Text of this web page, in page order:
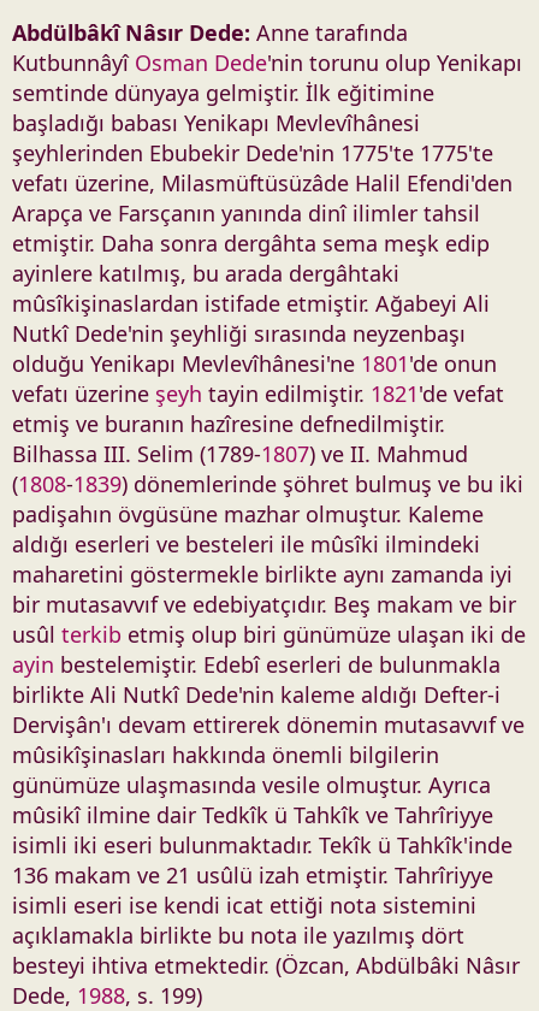
Abdülbâkî Nâsır Dede: Anne tarafında
Kutbunnâyî Osman Dede'nin torunu olup Yenikapı
semtinde dünyaya gelmiştir. İlk eğitimine
başladığı babası Yenikapı Mevlevîhânesi
şeyhlerinden Ebubekir Dede'nin 1775'te 1775'te
vefatı üzerine, Milasmüftüsüzâde Halil Efendi'den
Arapça ve Farsçanın yanında dinî ilimler tahsil
etmiştir. Daha sonra dergâhta sema meşk edip
ayinlere katılmış, bu arada dergâhtaki
mûsîkişinaslardan istifade etmiştir. Ağabeyi Ali
Nutkî Dede'nin şeyhliği sırasında neyzenbaşı
olduğu Yenikapı Mevlevîhânesi'ne 1801'de onun
vefatı üzerine şeyh tayin edilmiştir. 1821'de vefat
etmiş ve buranın hazîresine defnedilmiştir.
Bilhassa III. Selim (1789-1807) ve II. Mahmud
(1808-1839) dönemlerinde şöhret bulmuş ve bu iki
padişahın övgüsüne mazhar olmuştur. Kaleme
aldığı eserleri ve besteleri ile mûsîki ilmindeki
maharetini göstermekle birlikte aynı zamanda iyi
bir mutasavvıf ve edebiyatçıdır. Beş makam ve bir
usûl terkib etmiş olup biri günümüze ulaşan iki de
ayin bestelemiştir. Edebî eserleri de bulunmakla
birlikte Ali Nutkî Dede'nin kaleme aldığı Defter-i
Dervişân'ı devam ettirerek dönemin mutasavvıf ve
mûsikîşinasları hakkında önemli bilgilerin
günümüze ulaşmasında vesile olmuştur. Ayrıca
mûsikî ilmine dair Tedkîk ü Tahkîk ve Tahrîriyye
isimli iki eseri bulunmaktadır. Tekîk ü Tahkîk'inde
136 makam ve 21 usûlü izah etmiştir. Tahrîriyye
isimli eseri ise kendi icat ettiği nota sistemini
açıklamakla birlikte bu nota ile yazılmış dört
besteyi ihtiva etmektedir. (Özcan, Abdülbâki Nâsır
Dede, 1988, s. 199)